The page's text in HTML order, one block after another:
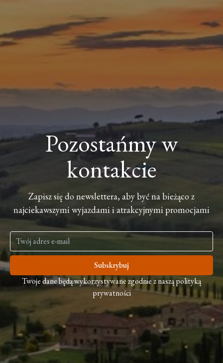
Pozostańmy w
kontakcie
Zapisz się do newslettera, aby być na bieżąco z
najciekawszymi wyjazdami i atrakcyjnymi promocjami
Subskrybuj
Twoje dane będą wykorzystywane zgodnie z naszą polityką
prywatności